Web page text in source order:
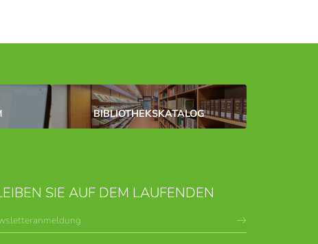
BIBLIOTHEKSKATALOG
SIE AUF DEM LAUFENDEN